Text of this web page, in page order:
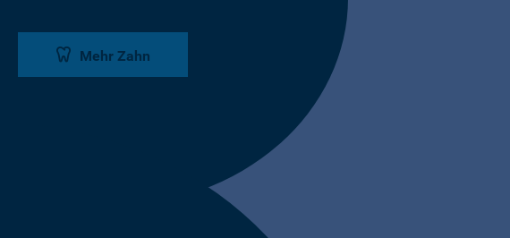
Mehr Zahn